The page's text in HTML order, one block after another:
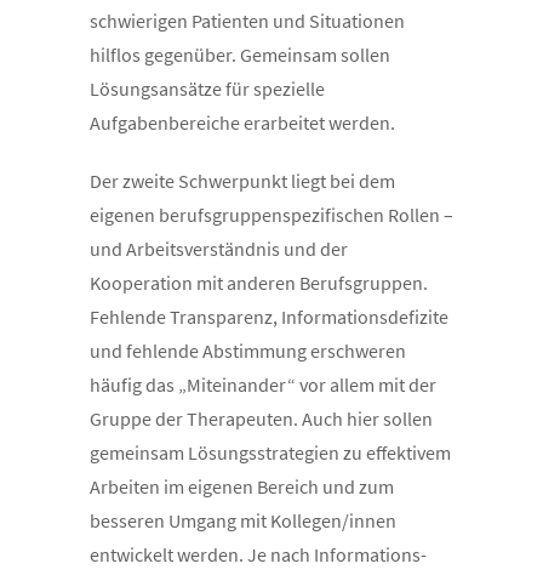
schwierigen Patienten und Situationen
hilflos gegenüber. Gemeinsam sollen
Lösungsansätze für spezielle
Aufgabenbereiche erarbeitet werden.
Der zweite Schwerpunkt liegt bei dem
eigenen berufsgruppenspezifischen Rollen –
und Arbeitsverständnis und der
Kooperation mit anderen Berufsgruppen.
Fehlende Transparenz, Informationsdefizite
und fehlende Abstimmung erschweren
häufig das „Miteinander“ vor allem mit der
Gruppe der Therapeuten. Auch hier sollen
gemeinsam Lösungsstrategien zu effektivem
Arbeiten im eigenen Bereich und zum
besseren Umgang mit Kollegen/innen
entwickelt werden. Je nach Informations-